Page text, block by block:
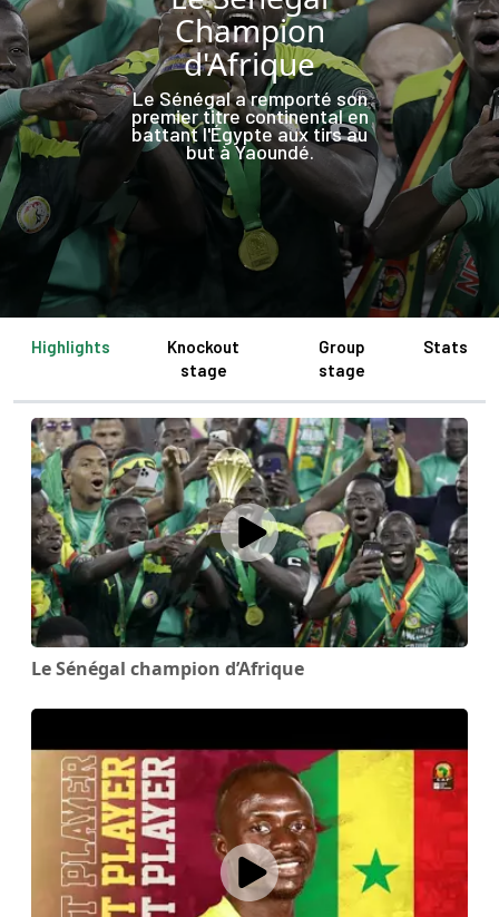
Champion
d'Afrique
Le Sénégal a remporté son
premier titre continental en
battant l'Égypte aux tirs au
but à Yaoundé.
Highlights
Knockout
stage
Group
stage
Stats
Le Sénégal champion d’Afrique